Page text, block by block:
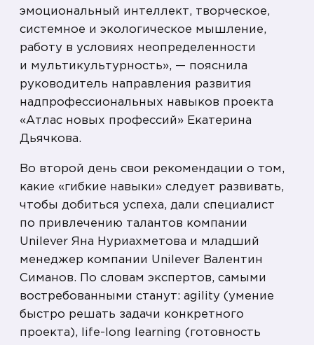
эмоциональный интеллект, творческое,
системное и экологическое мышление,
работу в условиях неопределенности
и мультикультурность», — пояснила
руководитель направления развития
надпрофессиональных навыков проекта
«Атлас новых профессий» Екатерина
Дьячкова.
Во второй день свои рекомендации о том,
какие «гибкие навыки» следует развивать,
чтобы добиться успеха, дали специалист
по привлечению талантов компании
Unilever Яна Нуриахметова и младший
менеджер компании Unilever Валентин
Симанов. По словам экспертов, самыми
востребованными станут: agility (умение
быстро решать задачи конкретного
проекта), life-long learning (готовность